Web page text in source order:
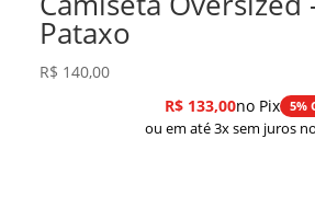
Pataxo
R$ 140,00
R$133,00no Pix 5%
ou em até 3x sem juros